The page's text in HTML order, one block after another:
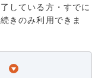
している方・すでに
きのみ利用できま